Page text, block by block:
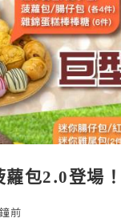
蘿包2.0登場
前